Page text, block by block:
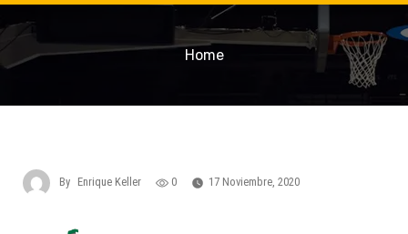
Home
By Enrique Keller 0 17 Noviembre, 2020